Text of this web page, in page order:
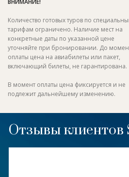
ВНИМАНИЕ!
Количество готовых туров по
тарифам ограничено. Наличие мест на
конкретные даты по указанной цене
уточняйте при бронировании. До
оплаты цена на авиабилеты или пакет,
включающий билеты, не гарантирована.
В момент оплаты цена фиксируется и не
подлежит дальнейшему изменению.
Отзывы клиентов